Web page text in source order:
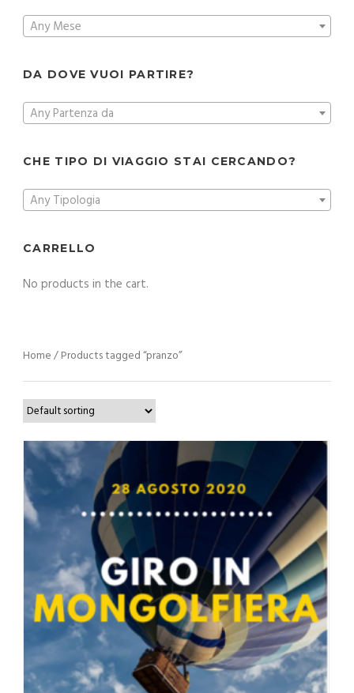
Any Mese
DA DOVE VUOI PARTIRE?
Any Partenza da
CHE TIPO DI VIAGGIO STAI CERCANDO?
Any Tipologia
CARRELLO
No products in the cart.
Home/ Products tagged “pranzo”